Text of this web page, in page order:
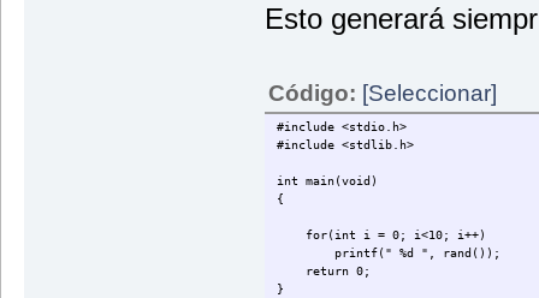
Esto generará
Código: [Seleccionar]
#include <stdio.h>
#include <stdlib.h>
int main(void)
{
for(int i = 0; i<10; i++)
printf(" %d ", rand());
return 0;
}